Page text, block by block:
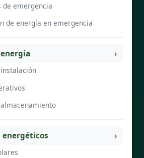
de emergencia
de energía en emergencia
energéticos